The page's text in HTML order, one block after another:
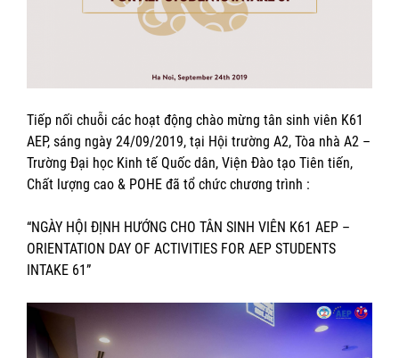
Tiếp nối chuỗi các hoạt động chào mừng tân sinh viên K61
AEP, sáng ngày 24/09/2019, tại Hội trường A2, Tòa nhà A2 –
Trường Đại học Kinh tế Quốc dân, Viện Đào tạo Tiên tiến,
Chất lượng cao & POHE đã tổ chức chương trình :
“NGÀY HỘI ĐỊNH HƯỚNG CHO TÂN SINH VIÊN K61 AEP –
ORIENTATION DAY OF ACTIVITIES FOR AEP STUDENTS
INTAKE 61”